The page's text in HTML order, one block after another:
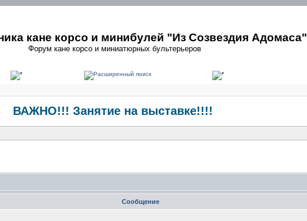
кане корсо и минибулей "Из Созвездия Адомаса"
Форум кане корсо и миниатюрных бультерьеров
ВАЖНО!!! Занятие на выставке!!!!
Сообщение